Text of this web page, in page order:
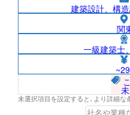
建築設計、構造
関
一級建築士
未選択項目を設定すると､より詳細な
愛知県の求
検索結